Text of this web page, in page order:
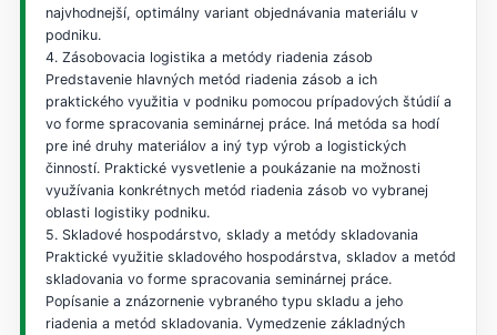
najvhodnejší, optimálny variant objednávania materiálu v
podniku.
4. Zásobovacia logistika a metódy riadenia zásob
Predstavenie hlavných metód riadenia zásob a ich
praktického využitia v podniku pomocou prípadových štúdií a
vo forme spracovania seminárnej práce. Iná metóda sa hodí
pre iné druhy materiálov a iný typ výrob a logistických
činností. Praktické vysvetlenie a poukázanie na možnosti
využívania konkrétnych metód riadenia zásob vo vybranej
oblasti logistiky podniku.
5. Skladové hospodárstvo, sklady a metódy skladovania
Praktické využitie skladového hospodárstva, skladov a metód
skladovania vo forme spracovania seminárnej práce.
Popísanie a znázornenie vybraného typu skladu a jeho
riadenia a metód skladovania. Vymedzenie základných